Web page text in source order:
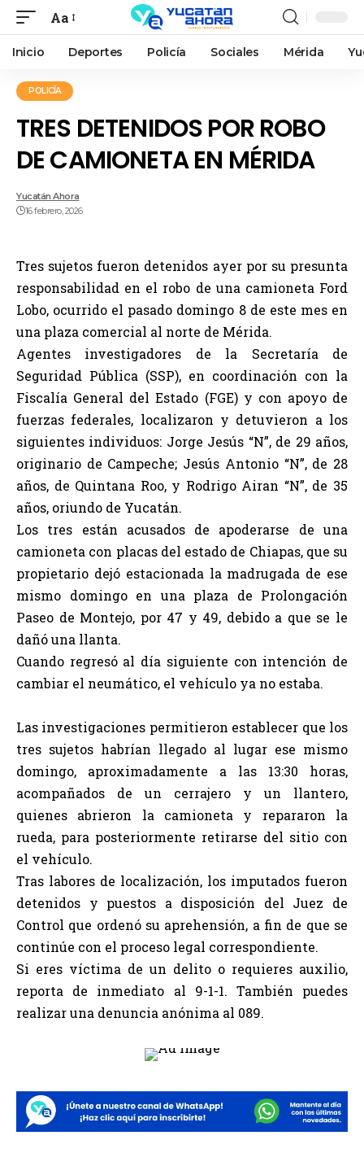
Aa
Inicio Deportes Policía Sociales Mérida
POLICÍA
TRES DETENIDOS POR ROBO
DE CAMIONETA EN MÉRIDA
Yucatán Ahora
16 febrero, 2026
Tres sujetos fueron detenidos ayer por su presunta
responsabilidad en el robo de una camioneta Ford
Lobo, ocurrido el pasado domingo 8 de este mes en
una plaza comercial al norte de Mérida.
Agentes investigadores de la Secretaría de
Seguridad Pública (SSP), en coordinación con la
Fiscalía General del Estado (FGE) y con apoyo de
fuerzas federales, localizaron y detuvieron a los
siguientes individuos: Jorge Jesús “N”, de 29 años,
originario de Campeche; Jesús Antonio “N”, de 28
años, de Quintana Roo, y Rodrigo Airan “N”, de 35
años, oriundo de Yucatán.
Los tres están acusados de apoderarse de una
camioneta con placas del estado de Chiapas, que su
propietario dejó estacionada la madrugada de ese
mismo domingo en una plaza de Prolongación
Paseo de Montejo, por 47 y 49, debido a que se le
dañó una llanta.
Cuando regresó al día siguiente con intención de
cambiar el neumático, el vehículo ya no estaba.
Las investigaciones permitieron establecer que los
tres sujetos habrían llegado al lugar ese mismo
domingo, aproximadamente a las 13:30 horas,
acompañados de un cerrajero y un llantero,
quienes abrieron la camioneta y repararon la
rueda, para posteriormente retirarse del sitio con
el vehículo.
Tras labores de localización, los imputados fueron
detenidos y puestos a disposición del Juez de
Control que ordenó su aprehensión, a fin de que se
continúe con el proceso legal correspondiente.
Si eres víctima de un delito o requieres auxilio,
reporta de inmediato al 9-1-1. También puedes
realizar una denuncia anónima al 089.